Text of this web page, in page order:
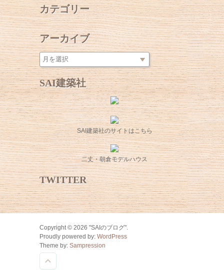
カテゴリー
アーカイブ
SAI建築社
SAI建築社のサイトはこちら
二丈・朝倉モデルハウス
TWITTER
Copyright © 2026 "SAIのブログ".
Proudly powered by: WordPress
Theme by: Sampression